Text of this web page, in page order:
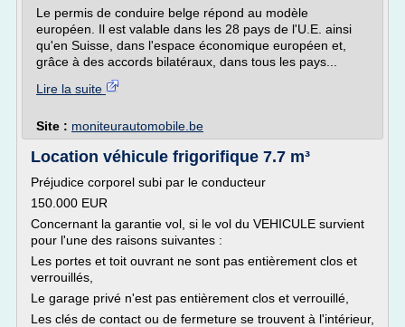
Le permis de conduire belge répond au modèle
européen. Il est valable dans les 28 pays de l'U.E. ainsi
qu'en Suisse, dans l'espace économique européen et,
grâce à des accords bilatéraux, dans tous les pays...
Lire la suite
Site : moniteurautomobile.be
Location véhicule frigorifique 7.7 m³
Préjudice corporel subi par le conducteur
150.000 EUR
Concernant la garantie vol, si le vol du VEHICULE survient
pour l'une des raisons suivantes :
Les portes et toit ouvrant ne sont pas entièrement clos et
verrouillés,
Le garage privé n'est pas entièrement clos et verrouillé,
Les clés de contact ou de fermeture se trouvent à l'intérieur,